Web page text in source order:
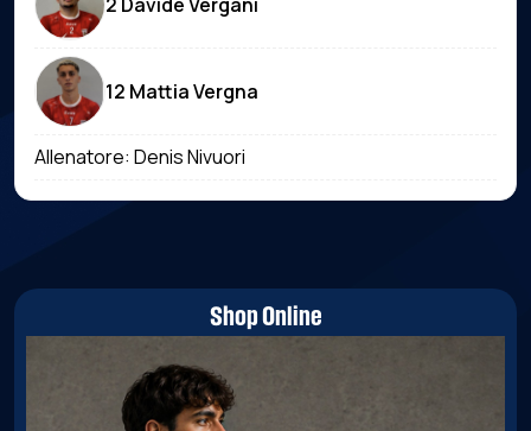
12 Mattia Vergna
Allenatore: Denis Nivuori
Shop Online